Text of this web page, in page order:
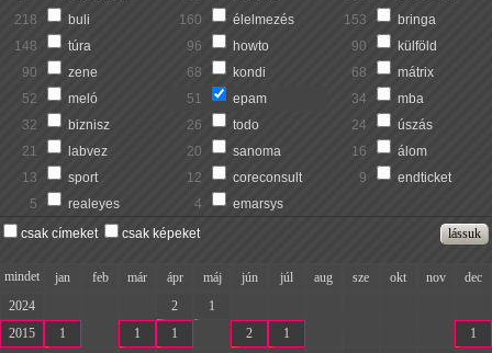
218
buli 160 élelmezés 153
bringa
148
túra 96 howto 90
külföld
90
zene 68 kondi 68
mátrix
52
meló 51 epam 34
mba
32
biznisz 26 todo 24
úszás
21
labvez 20 sanoma 16
álom
13
sport 12 coreconsult 9
endticket
5
realeyes 4
emarsys
csak címeket
csak képeket
mindet jan feb már ápr máj jún júl aug sze okt nov
dec
2024
2 1
2015
1 1 1 2 1
1